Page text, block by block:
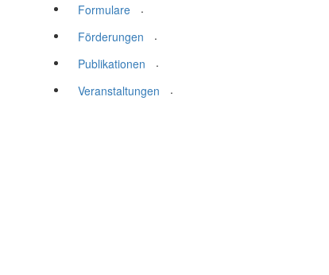
Formulare
.
Förderungen
.
Publikationen
.
Veranstaltungen
.